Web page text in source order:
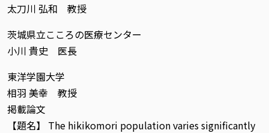
太刀川 弘和 教授
茨城県立こころの医療センター
小川 貴史 医長
東洋学園大学
相羽 美幸 教授
掲載論文
【題名】 The hikikomori population varies significantly